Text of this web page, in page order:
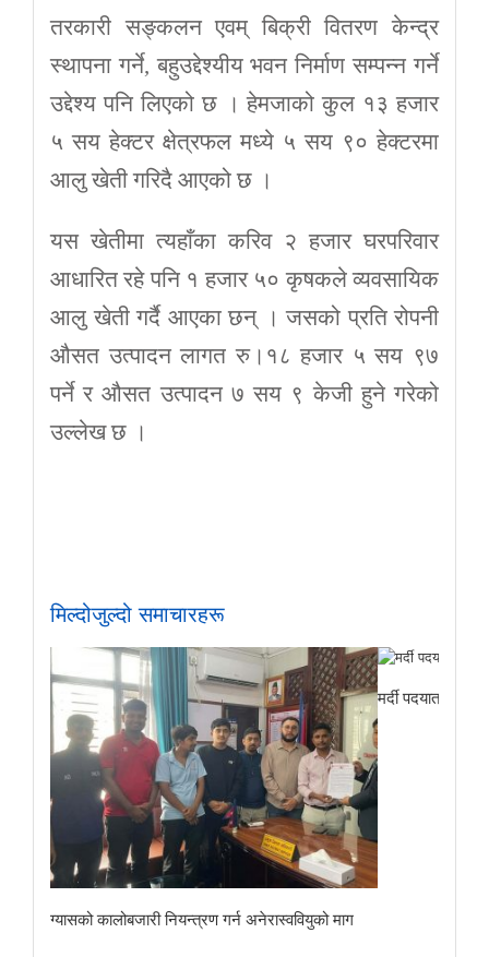
तरकारी सङ्कलन एवम् बिक्री वितरण केन्द्र
स्थापना गर्ने, बहुउद्देश्यीय भवन निर्माण सम्पन्न गर्ने
उद्देश्य पनि लिएको छ । हेमजाको कुल १३ हजार
५ सय हेक्टर क्षेत्रफल मध्ये ५ सय ९० हेक्टरमा
आलु खेती गरिदै आएको छ ।
यस खेतीमा त्यहाँका करिव २ हजार घरपरिवार
आधारित रहे पनि १ हजार ५० कृषकले व्यवसायिक
आलु खेती गर्दै आएका छन् । जसको प्रति रोपनी
औसत उत्पादन लागत रु।१८ हजार ५ सय ९७
पर्ने र औसत उत्पादन ७ सय ९ केजी हुने गरेको
उल्लेख छ ।
मिल्दोजुल्दो समाचारहरू
ग्यासको कालोबजारी नियन्त्रण गर्न अनेरास्ववियुको माग
मर्दी